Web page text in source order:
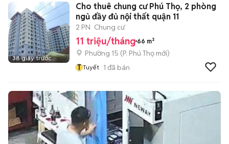
38 giây trước
Cho thuê chung cư Phú Thọ, 2 phòng
ngủ đầy đủ nội thất quận 11
2 PN Chung cư
11 triệu/tháng 66 m²
Phường 15 (P. Phú Thọ mới)
T Tuyết 1 đã bán